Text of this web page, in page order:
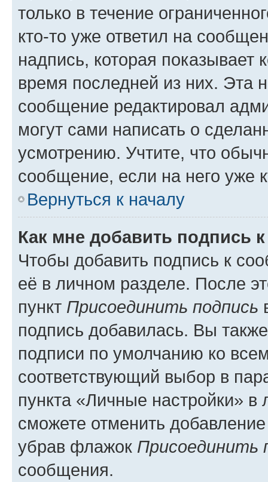
только в течение
кто-то уже ответил на
надпись, которая показывает
время последней из них. Эта
сообщение редактировал
могут сами написать о
усмотрению. Учтите, что
сообщение, если на него уже
Вернуться к началу
Как мне добавить подпись
Чтобы добавить подпись к
её в личном разделе. После
пункт Присоединить подпись
подпись добавилась. Вы
подписи по умолчанию ко
соответствующий выбор в
пункта «Личные настройки»
сможете отменить
убрав флажок Присоединить
сообщения.